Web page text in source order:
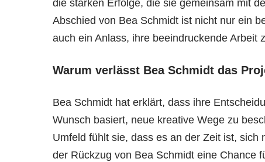
die starken Erfolge, die sie gemeinsam mit
Abschied von Bea Schmidt ist nicht nur ein
auch ein Anlass, ihre beeindruckende Arbeit
Warum verlässt Bea Schmidt das
Bea Schmidt hat erklärt, dass ihre
Wunsch basiert, neue kreative Wege zu
Umfeld fühlt sie, dass es an der Zeit ist,
der Rückzug von Bea Schmidt eine Chance